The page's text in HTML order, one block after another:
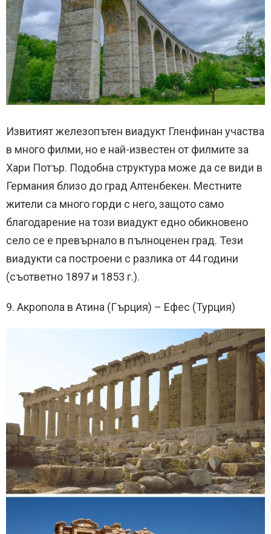
Извитият железопътен виадукт Гленфинан участва
в много филми, но е най-известен от филмите за
Хари Потър. Подобна структура може да се види в
Германия близо до град Алтенбекен. Местните
жители са много горди с него, защото само
благодарение на този виадукт едно обикновено
село се е превърнало в пълноценен град. Тези
виадукти са построени с разлика от 44 години
(съответно 1897 и 1853 г.).
9. Акропола в Атина (Гърция) – Ефес (Турция)